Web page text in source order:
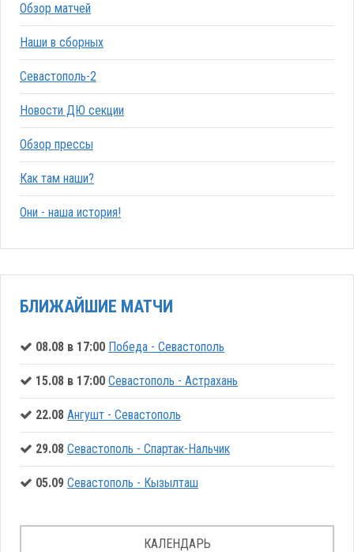
Обзор матчей
Наши в сборных
Севастополь-2
Новости ДЮ секции
Обзор прессы
Как там наши?
Они - наша история!
БЛИЖАЙШИЕ МАТЧИ
08.08 в 17:00 Победа - Севастополь
15.08 в 17:00 Севастополь - Астрахань
22.08 Ангушт - Севастополь
29.08 Севастополь - Спартак-Нальчик
05.09 Севастополь - Кызылташ
КАЛЕНДАРЬ